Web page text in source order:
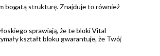
bogatą strukturę. Znajduje to również
sprawiają, że te bloki Vital
kształt bloku gwarantuje, że Twój